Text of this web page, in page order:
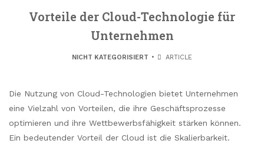
Vorteile der Cloud-Technologie für
Unternehmen
NICHT KATEGORISIERT ARTICLE
Die Nutzung von Cloud-Technologien bietet Unternehmen
eine Vielzahl von Vorteilen, die ihre Geschäftsprozesse
optimieren und ihre Wettbewerbsfähigkeit stärken können.
Ein bedeutender Vorteil der Cloud ist die Skalierbarkeit.